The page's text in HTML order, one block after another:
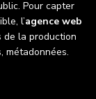
Pour capter
l’agence web
la production
métadonnées.